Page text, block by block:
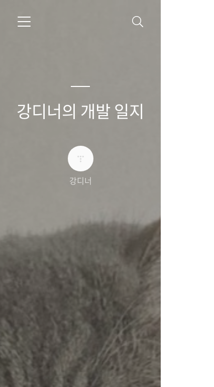
강디너의 개발 일지
강디너